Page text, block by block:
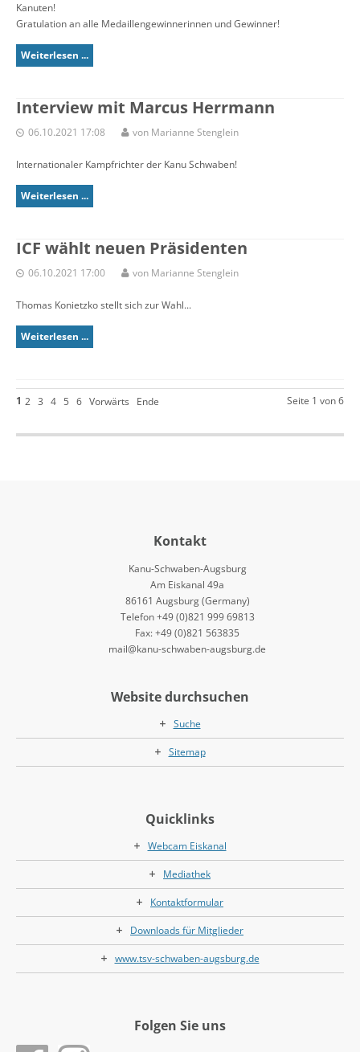
Kanuten!
Gratulation an alle Medaillengewinnerinnen und Gewinner!
Weiterlesen ...
Interview mit Marcus Herrmann
06.10.2021 17:08 von Marianne Stenglein
Internationaler Kampfrichter der Kanu Schwaben!
Weiterlesen ...
ICF wählt neuen Präsidenten
06.10.2021 17:00 von Marianne Stenglein
Thomas Konietzko stellt sich zur Wahl...
Weiterlesen ...
Seite 1 von 6
1 2 3 4 5 6 Vorwärts Ende
Kontakt
Kanu-Schwaben-Augsburg
Am Eiskanal 49a
86161 Augsburg (Germany)
Telefon +49 (0)821 999 69813
Fax: +49 (0)821 563835
mail@kanu-schwaben-augsburg.de
Website durchsuchen
Suche
Sitemap
Quicklinks
Webcam Eiskanal
Mediathek
Kontaktformular
Downloads für Mitglieder
www.tsv-schwaben-augsburg.de
Folgen Sie uns